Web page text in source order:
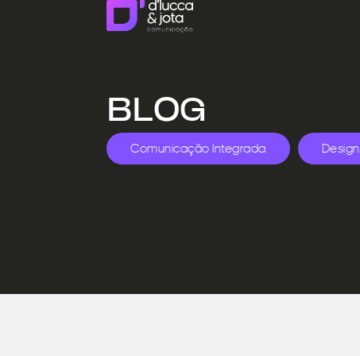
BLOG
Comunicação Integrada Design